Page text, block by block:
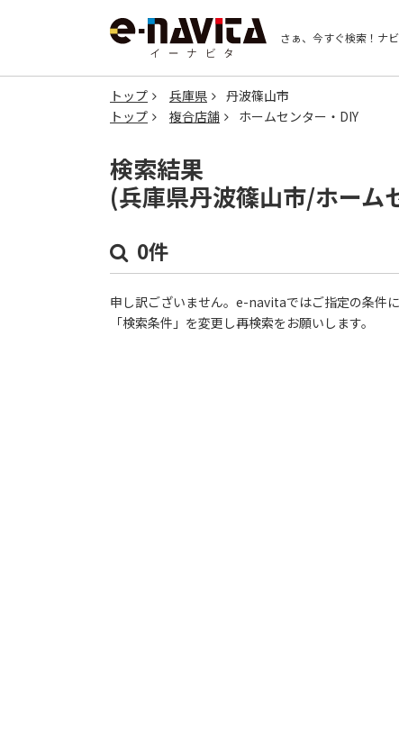
さぁ、今すぐ検索！ ナ
トップ 兵庫県
丹波篠山市
トップ
複合店舗 ホームセンター・DIY
検索結果
(兵庫県丹波篠山市/ホーム
0件
申し訳ございません。e-navitaではご指定の条件
「検索条件」を変更し再検索をお願いします。